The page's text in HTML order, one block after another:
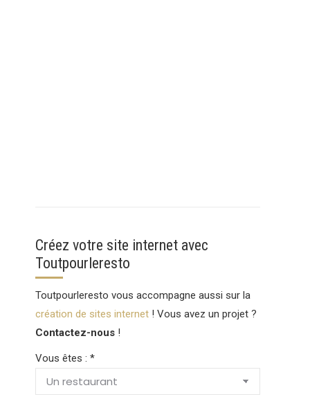
Créez votre site internet avec
Toutpourleresto
Toutpourleresto vous accompagne aussi sur la
création de sites internet ! Vous avez un projet ?
Contactez-nous !
Vous êtes : *